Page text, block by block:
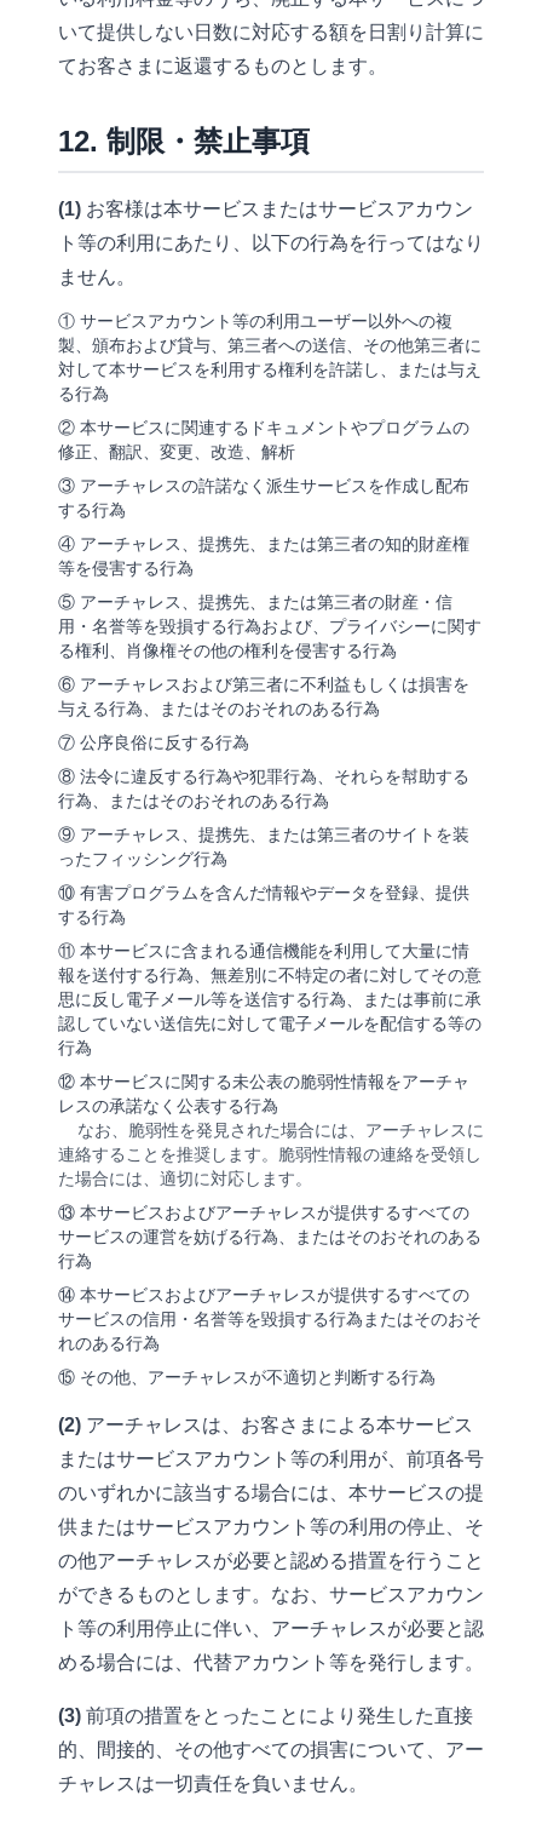
いて提供しない日数に対応する額を日割り計算に
てお客さまに返還するものとします。
12. 制限・禁止事項
(1) お客様は本サービスまたはサービスアカウン
ト等の利用にあたり、以下の行為を行ってはなり
ません。
① サービスアカウント等の利用ユーザー以外への複
製、頒布および貸与、第三者への送信、その他第三者に
対して本サービスを利用する権利を許諾し、または与え
る行為
② 本サービスに関連するドキュメントやプログラムの
修正、翻訳、変更、改造、解析
③ アーチャレスの許諾なく派生サービスを作成し配布
する行為
④ アーチャレス、提携先、または第三者の知的財産権
等を侵害する行為
⑤ アーチャレス、提携先、または第三者の財産・信
用・名誉等を毀損する行為および、プライバシーに関す
る権利、肖像権その他の権利を侵害する行為
⑥ アーチャレスおよび第三者に不利益もしくは損害を
与える行為、またはそのおそれのある行為
⑦ 公序良俗に反する行為
⑧ 法令に違反する行為や犯罪行為、それらを幇助する
行為、またはそのおそれのある行為
⑨ アーチャレス、提携先、または第三者のサイトを装
ったフィッシング行為
⑩ 有害プログラムを含んだ情報やデータを登録、提供
する行為
⑪ 本サービスに含まれる通信機能を利用して大量に情
報を送付する行為、無差別に不特定の者に対してその意
思に反し電子メール等を送信する行為、または事前に承
認していない送信先に対して電子メールを配信する等の
行為
⑫ 本サービスに関する未公表の脆弱性情報をアーチャ
レスの承諾なく公表する行為
なお、脆弱性を発見された場合には、アーチャレスに
連絡することを推奨します。脆弱性情報の連絡を受領し
た場合には、適切に対応します。
⑬ 本サービスおよびアーチャレスが提供するすべての
サービスの運営を妨げる行為、またはそのおそれのある
行為
⑭ 本サービスおよびアーチャレスが提供するすべての
サービスの信用・名誉等を毀損する行為またはそのおそ
れのある行為
⑮ その他、アーチャレスが不適切と判断する行為
(2) アーチャレスは、お客さまによる本サービス
またはサービスアカウント等の利用が、前項各号
のいずれかに該当する場合には、本サービスの提
供またはサービスアカウント等の利用の停止、そ
の他アーチャレスが必要と認める措置を行うこと
ができるものとします。なお、サービスアカウン
ト等の利用停止に伴い、アーチャレスが必要と認
める場合には、代替アカウント等を発行します。
(3) 前項の措置をとったことにより発生した直接
的、間接的、その他すべての損害について、アー
チャレスは一切責任を負いません。